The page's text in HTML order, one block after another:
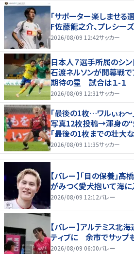
「サポーター楽しませる
F佐藤龍之介、プレシー
2026/08/09 12:42サッカー
日本人７選手所属のシン
石渡ネルソンが開幕戦
期待の星 試合は１-１
2026/08/09 12:31サッカー
｢最後の1枚…ワルぃゎ
写真12枚投稿→渾身の“
｢最後の1枚までの壮大
んだけ好きなんよｗ｣
2026/08/09 11:35サッカー
【バレー】「目の保養」
がみつく愛犬抱いて海
2026/08/09 12:12バレー
【バレー】アルテミス北
ティブに 余市でサップ
2026/08/09 06:00バレー